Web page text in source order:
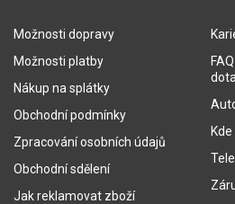
Možnosti dopravy
Možnosti platby
Nákup na splátky
Obchodní podmínky
Zpracování osobních údajů
Obchodní sdělení
Jak reklamovat zboží